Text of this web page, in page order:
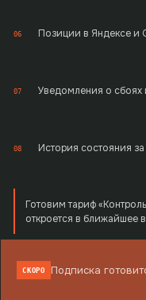
06 Позиции в Яндексе и
07 Уведомления о сбоях
08 История состояния
Готовим тариф
откроется в ближайшее
СКОРО Подписка